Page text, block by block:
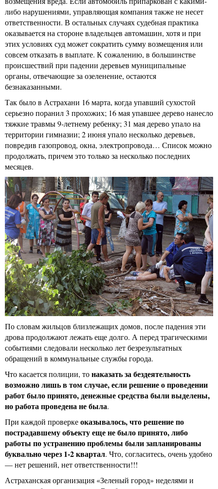
либо нарушениями, управляющая компания также не несет
ответственности. В остальных случаях судебная практика
оказывается на стороне владельцев автомашин, хотя и при
этих условиях суд может сократить сумму возмещения или
совсем отказать в выплате. К сожалению, в большинстве
происшествий при падении деревьев муниципальные
органы, отвечающие за озеленение, остаются
безнаказанными.
Так было в Астрахани 16 марта, когда упавший сухостой
серьезно поранил 3 прохожих; 16 мая упавшее дерево нанесло
тяжкие травмы 9-летнему ребенку; 31 мая дерево упало на
территории гимназии; 2 июня упало несколько деревьев,
повредив газопровод, окна, электропровода… Список можно
продолжать, причем это только за несколько последних
месяцев.
По словам жильцов близлежащих домов, после падения эти
дрова продолжают лежать еще долго. А перед трагическими
событиями следовали несколько лет безрезультатных
обращений в коммунальные службы города.
Что касается полиции, тонаказать за бездеятельность
возможно лишь в том случае, если решение о проведении
работ было принято, денежные средства были выделены,
но работа проведена не была.
При каждой проверкеоказывалось, что решение по
пострадавшему объекту еще не было принято, либо
работы по устранению проблемы были запланированы
буквально через 1-2 квартал. Что, согласитесь, очень удобно
— нет решений, нет ответственности!!!
Астраханская организация «Зеленый город» неделями и